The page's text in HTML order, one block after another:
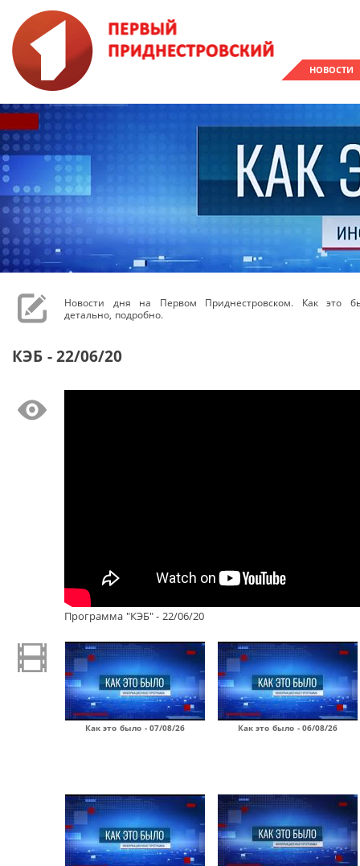
НОВОСТИ
Новости дня на Первом Приднестровском. Как это
детально, подробно.
КЭБ - 22/06/20
Программа "КЭБ" - 22/06/20
Как это было - 07/08/26 Как это было - 06/08/26